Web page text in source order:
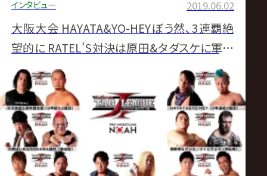
インタビュー 2019.06.02
大阪大会 HAYATA&YO-HEYぼう然､3連覇絶
望的に RATEL'S対決は原田&タダスケに軍配
大阪・世界館大会試合後コメント